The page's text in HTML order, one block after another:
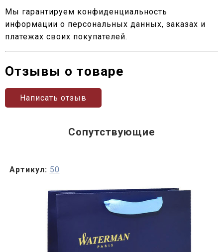
Мы гарантируем конфиденциальность
информации о персональных данных, заказах и
платежах своих покупателей.
Отзывы о товаре
Написать отзыв
Сопутствующие
Артикул: 50